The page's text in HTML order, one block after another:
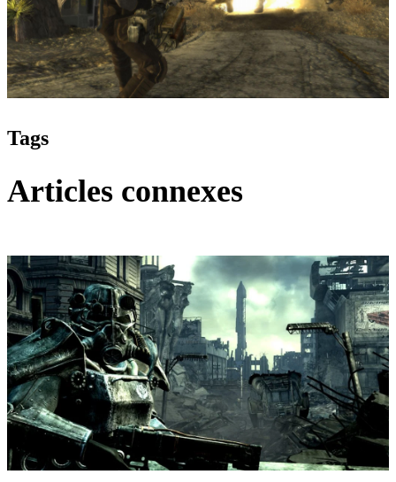
Tags
Articles connexes